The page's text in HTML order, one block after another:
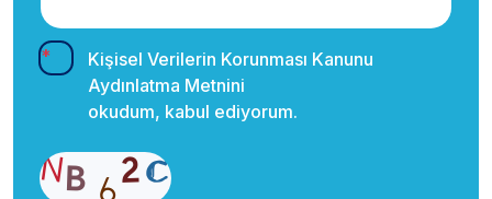
Kişisel Verilerin Korunması Kanunu
Aydınlatma Metnini
okudum, kabul ediyorum.